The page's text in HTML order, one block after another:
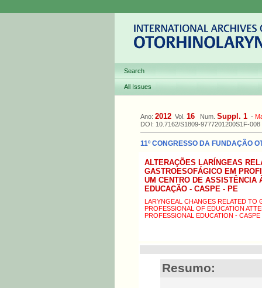
Search
All Issues
Ano: 2012 Vol. 16 Num. Suppl. 1 -
DOI: 10.7162/S1809-9777201200S1F-008
11º CONGRESSO DA FUNDAÇÃO
ALTERAÇÕES LARÍNGEAS
GASTROESOFÁGICO EM
UM CENTRO DE ASSISTÊNCIA
EDUCAÇÃO - CASPE - PE
LARYNGEAL CHANGES RELATED TO
PROFESSIONAL OF EDUCATION
PROFESSIONAL EDUCATION - CASPE
Resumo: